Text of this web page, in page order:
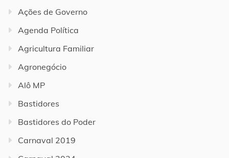
Ações de Governo
Agenda Política
Agricultura Familiar
Agronegócio
Alô MP
Bastidores
Bastidores do Poder
Carnaval 2019